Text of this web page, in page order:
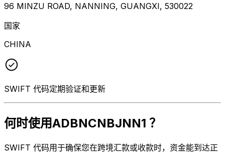
96 MINZU ROAD, NANNING, GUANGXI, 530022
国家
CHINA
SWIFT 代码定期验证和更新
何时使用ADBNCNBJNN1 ？
SWIFT 代码用于确保您在跨境汇款或收款时，资金能到达正